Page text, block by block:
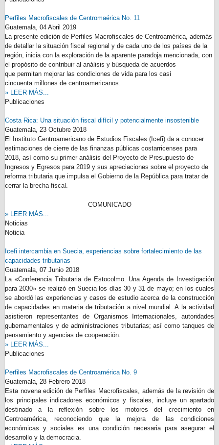
Perfiles Macrofiscales de Centromaérica No. 11
Guatemala, 04 Abril 2019
La presente edición de Perfiles Macrofiscales de Centroamérica, además
de detallar la situación fiscal regional y de cada uno de los países de la
región, inicia con la exploración de la aparente paradoja mencionada, con
el propósito de contribuir al análisis y búsqueda de acuerdos
que permitan mejorar las condiciones de vida para los casi
cincuenta millones de centroamericanos.
» LEER MÁS...
Publicaciones
Costa Rica: Una situación fiscal difícil y potencialmente insostenible
Guatemala, 23 Octubre 2018
El Instituto Centroamericano de Estudios Fiscales (Icefi) da a conocer
estimaciones de cierre de las finanzas públicas costarricenses para
2018, así como su primer análisis del Proyecto de Presupuesto de
Ingresos y Egresos para 2019 y sus apreciaciones sobre el proyecto de
reforma tributaria que impulsa el Gobierno de la República para tratar de
cerrar la brecha fiscal.
COMUNICADO
» LEER MÁS...
Noticias
Noticia
Icefi intercambia en Suecia, experiencias sobre fortalecimiento de las
capacidades tributarias
Guatemala, 07 Junio 2018
La «Conferencia Tributaria de Estocolmo. Una Agenda de Investigación
para 2030» se realizó en Suecia los días 30 y 31 de mayo; en los cuales
se abordó las experiencias y casos de estudio acerca de la construcción
de capacidades en materia de tributación a nivel mundial. A la actividad
asistieron representantes de Organismos Internacionales, autoridades
gubernamentales y de administraciones tributarias; así como tanques de
pensamiento y agencias de cooperación.
» LEER MÁS...
Publicaciones
Perfiles Macrofiscales de Centroamérica No. 9
Guatemala, 28 Febrero 2018
Esta novena edición de Perfiles Macrofiscales, además de la revisión de
los principales indicadores económicos y fiscales, incluye un apartado
destinado a la reflexión sobre los motores del crecimiento en
Centroamérica, reconociendo que la mejora de las condiciones
económicas y sociales es una condición necesaria para asegurar el
desarrollo y la democracia.